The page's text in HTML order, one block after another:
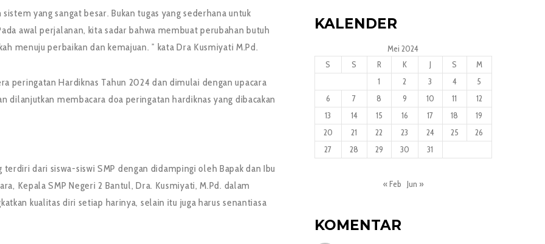
yang sangat besar. Bukan tugas yang sederhana untuk
awal perjalanan, kita sadar bahwa membuat perubahan butuh
menuju perbaikan dan kemajuan. ” kata Dra Kusmiyati M.Pd.
peringatan Hardiknas Tahun 2024 dan dimulai dengan upacara
dilanjutkan membacara doa peringatan hardiknas yang dibacakan
dari siswa-siswi SMP dengan didampingi oleh Bapak dan Ibu
Kepala SMP Negeri 2 Bantul, Dra. Kusmiyati, M.Pd. dalam
kualitas diri setiap harinya, selain itu juga harus senantiasa
KALENDER
Mei 2024
S
S R K J S
M
1
2 3 4
5
6
7 8 9 10 11
12
13
14 15 16 17 18
19
20
21 22 23 24 25
26
27
28 29 30 31
« Feb Jun »
KOMENTAR